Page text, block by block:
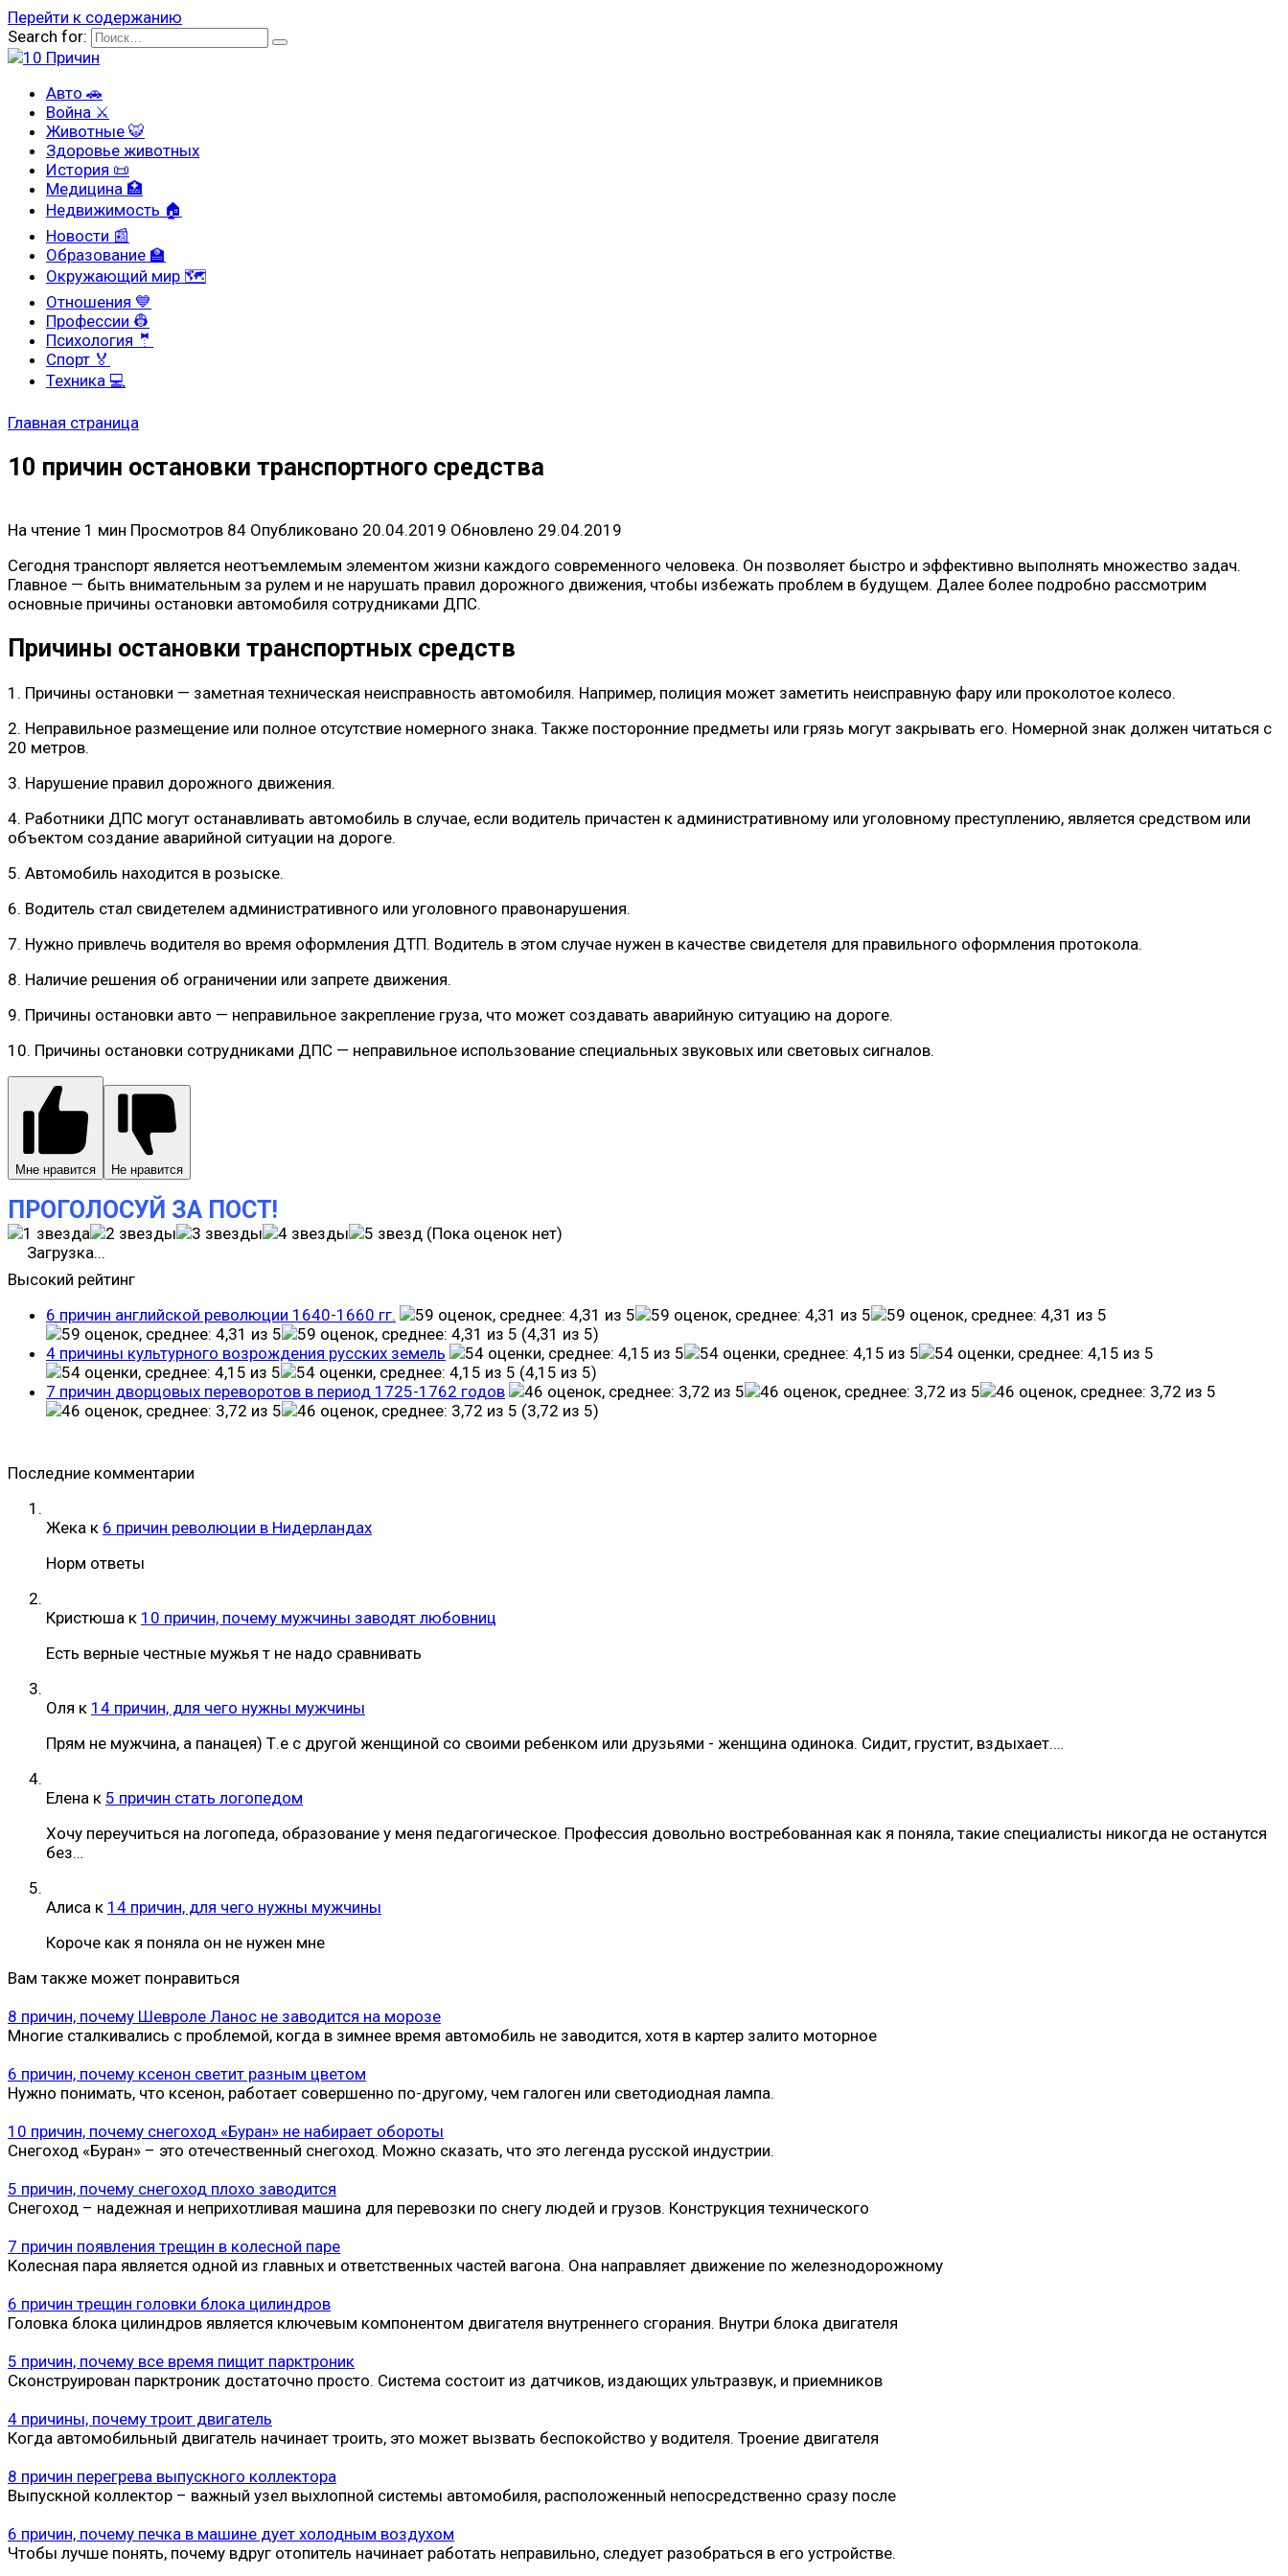
Перейти к содержанию
Search for:
Авто 🚗
Война ⚔
Животные 🐯
Здоровье животных
История 📜
Медицина 🏥
Недвижимость 🏠
Новости 📰
Образование 🏫
Окружающий мир 🗺
Отношения 💙
Профессии 👷
Психология 🤵
Спорт 🏅
Техника 💻
Главная страница
10 причин остановки транспортного средства
На чтение 1 мин Просмотров 84 Опубликовано 20.04.2019 Обновлено 29.04.2019
Сегодня транспорт является неотъемлемым элементом жизни каждого современного человека. Он позволяет быстро и эффективно выполнять множество задач.
Главное — быть внимательным за рулем и не нарушать правил дорожного движения, чтобы избежать проблем в будущем. Далее более подробно рассмотрим
основные причины остановки автомобиля сотрудниками ДПС.
Причины остановки транспортных средств
1. Причины остановки — заметная техническая неисправность автомобиля. Например, полиция может заметить неисправную фару или проколотое колесо.
2. Неправильное размещение или полное отсутствие номерного знака. Также посторонние предметы или грязь могут закрывать его. Номерной знак должен читаться с
20 метров.
3. Нарушение правил дорожного движения.
4. Работники ДПС могут останавливать автомобиль в случае, если водитель причастен к административному или уголовному преступлению, является средством или
объектом создание аварийной ситуации на дороге.
5. Автомобиль находится в розыске.
6. Водитель стал свидетелем административного или уголовного правонарушения.
7. Нужно привлечь водителя во время оформления ДТП. Водитель в этом случае нужен в качестве свидетеля для правильного оформления протокола.
8. Наличие решения об ограничении или запрете движения.
9. Причины остановки авто — неправильное закрепление груза, что может создавать аварийную ситуацию на дороге.
10. Причины остановки сотрудниками ДПС — неправильное использование специальных звуковых или световых сигналов.
Мне нравится Не нравится
ПРОГОЛОСУЙ ЗА ПОСТ!
(Пока оценок нет)
Загрузка...
Высокий рейтинг
6 причин английской революции 1640-1660 гг.
(4,31 из 5)
4 причины культурного возрождения русских земель
(4,15 из 5)
7 причин дворцовых переворотов в период 1725-1762 годов
(3,72 из 5)
Последние комментарии
Жека к 6 причин революции в Нидерландах
Норм ответы
Кристюша к 10 причин, почему мужчины заводят любовниц
Есть верные честные мужья т не надо сравнивать
Оля к 14 причин, для чего нужны мужчины
Прям не мужчина, а панацея) Т.е с другой женщиной со своими ребенком или друзьями - женщина одинока. Сидит, грустит, вздыхает.…
Елена к 5 причин стать логопедом
Хочу переучиться на логопеда, образование у меня педагогическое. Профессия довольно востребованная как я поняла, такие специалисты никогда не останутся
без…
Алиса к 14 причин, для чего нужны мужчины
Короче как я поняла он не нужен мне
Вам также может понравиться
8 причин, почему Шевроле Ланос не заводится на морозе
Многие сталкивались с проблемой, когда в зимнее время автомобиль не заводится, хотя в картер залито моторное
6 причин, почему ксенон светит разным цветом
Нужно понимать, что ксенон, работает совершенно по-другому, чем галоген или светодиодная лампа.
10 причин, почему снегоход «Буран» не набирает обороты
Снегоход «Буран» – это отечественный снегоход. Можно сказать, что это легенда русской индустрии.
5 причин, почему снегоход плохо заводится
Снегоход – надежная и неприхотливая машина для перевозки по снегу людей и грузов. Конструкция технического
7 причин появления трещин в колесной паре
Колесная пара является одной из главных и ответственных частей вагона. Она направляет движение по железнодорожному
6 причин трещин головки блока цилиндров
Головка блока цилиндров является ключевым компонентом двигателя внутреннего сгорания. Внутри блока двигателя
5 причин, почему все время пищит парктроник
Сконструирован парктроник достаточно просто. Система состоит из датчиков, издающих ультразвук, и приемников
4 причины, почему троит двигатель
Когда автомобильный двигатель начинает троить, это может вызвать беспокойство у водителя. Троение двигателя
8 причин перегрева выпускного коллектора
Выпускной коллектор – важный узел выхлопной системы автомобиля, расположенный непосредственно сразу после
6 причин, почему печка в машине дует холодным воздухом
Чтобы лучше понять, почему вдруг отопитель начинает работать неправильно, следует разобраться в его устройстве.